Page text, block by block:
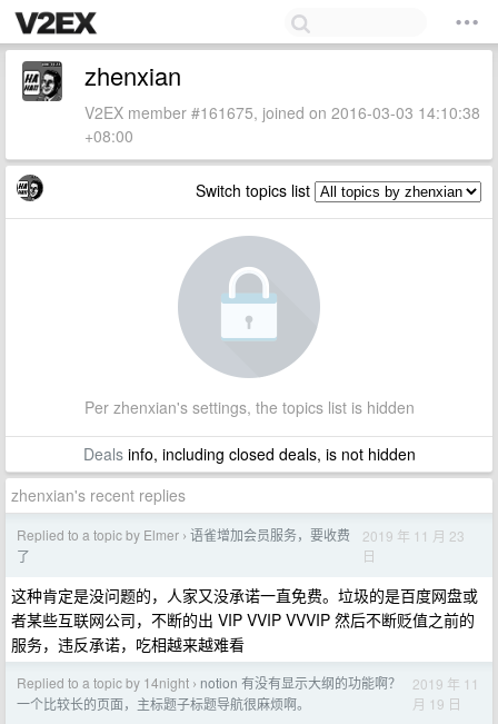
zhenxian
V2EX member #161675, joined on 2016-03-03 14:10:38
+08:00
Switch topics list
Per zhenxian's settings, the topics list is hidden
Dealsinfo, including closed deals, is not hidden
zhenxian's recent replies
Replied to a topic by Elmer › 语雀增加会员服务，要收费
了
2019 年 11 月 23
日
这种肯定是没问题的，人家又没承诺一直免费。垃圾的是百度网盘或
者某些互联网公司，不断的出 VIP VVIP VVVIP 然后不断贬值之前的
服务，违反承诺，吃相越来越难看
Replied to a topic by 14night › notion 有没有显示大纲的功能啊？
一个比较长的页面，主标题子标题导航很麻烦啊。
2019 年 11
月 19 日